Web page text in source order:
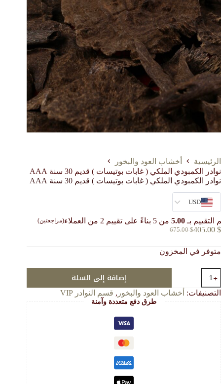
الرئيسية
أخشاب العود والبخور
نوادر الكمبودي الملكي ( غابات بوتيسات ) قديم 30 سنة AAA
نوادر الكمبودي الملكي ( غابات بوتيسات ) قديم 30 سنة AAA
USD
التقييم بـ 5.00من 5 بناءً على تقييم 2 من العملاء(مراجعتين)
675.00$
السعر
هو:
405.00 $
السعر
هو:
متوفر في المخزون
نوادر
الكمبودي
الملكي
إضافة إلى السلة
التصنيفات: أخشاب العود والبخور , قسم النوادر VIP
طرق دفع متعددة وآمنة